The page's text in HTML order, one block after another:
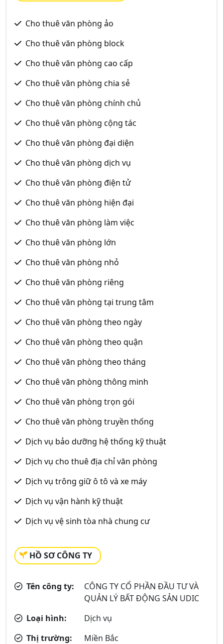
Cho thuê văn phòng ảo
Cho thuê văn phòng block
Cho thuê văn phòng cao cấp
Cho thuê văn phòng chia sẻ
Cho thuê văn phòng chính chủ
Cho thuê văn phòng cộng tác
Cho thuê văn phòng đại diện
Cho thuê văn phòng dịch vụ
Cho thuê văn phòng điện tử
Cho thuê văn phòng hiện đại
Cho thuê văn phòng làm việc
Cho thuê văn phòng lớn
Cho thuê văn phòng nhỏ
Cho thuê văn phòng riêng
Cho thuê văn phòng tại trung tâm
Cho thuê văn phòng theo ngày
Cho thuê văn phòng theo quận
Cho thuê văn phòng theo tháng
Cho thuê văn phòng thông minh
Cho thuê văn phòng trọn gói
Cho thuê văn phòng truyền thống
Dịch vụ bảo dưỡng hệ thống kỹ thuật
Dịch vụ cho thuê địa chỉ văn phòng
Dịch vụ trông giữ ô tô và xe máy
Dịch vụ vận hành kỹ thuật
Dịch vụ vệ sinh tòa nhà chung cư
HỒ SƠ CÔNG TY
Tên công ty:
CÔNG TY CỔ PHẦN ĐẦU TƯ VÀ
QUẢN LÝ BẤT ĐỘNG SẢN UDIC
Loại hình:
Dịch vụ
Thị trường:
Miền Bắc